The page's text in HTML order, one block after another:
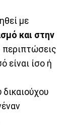
με
και στην
περιπτώσεις
είναι ίσο ή